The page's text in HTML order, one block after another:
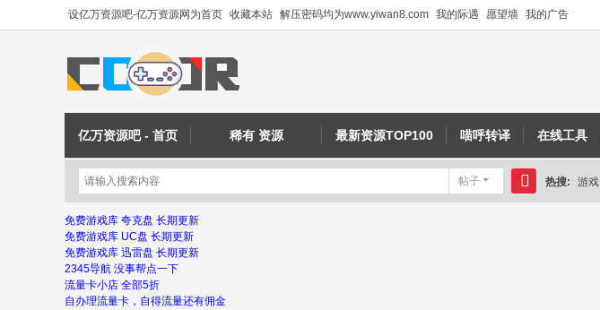
设亿万资源吧-亿万资源网为首页 收藏本站 解压密码均为www.yiwan8.com 我的际遇 愿望墙 我的广告
亿万资源吧 - 首页 稀有 资源 最新资源TOP100 喵呼转译 在线工具
帖子
搜
热搜: 游戏
免费游戏库 夸克盘 长期更新
免费游戏库 UC盘 长期更新
免费游戏库 迅雷盘 长期更新
2345导航 没事帮点一下
流量卡小店 全部5折
自办理流量卡，自得流量还有佣金